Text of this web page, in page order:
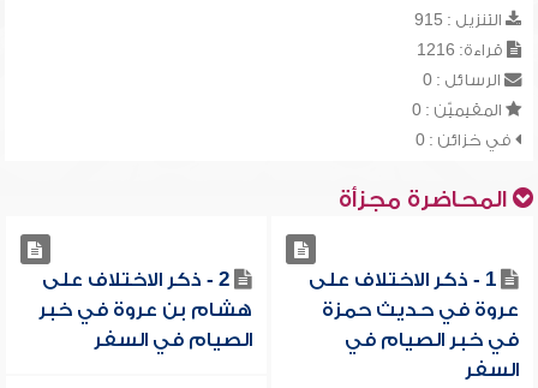
التنزيل : 915
قراءة: 1216
الرسائل : 0
المقيميّن : 0
في خزائن : 0
المحاضرة مجزأة
1 - ذكر الاختلاف على
عروة في حديث حمزة
في خبر الصيام في
السفر
2 - ذكر الاختلاف على
هشام بن عروة في خبر
الصيام في السفر